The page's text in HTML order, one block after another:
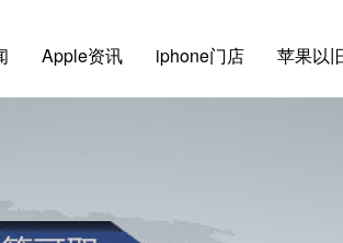
Apple资讯 iphone门店 苹果以